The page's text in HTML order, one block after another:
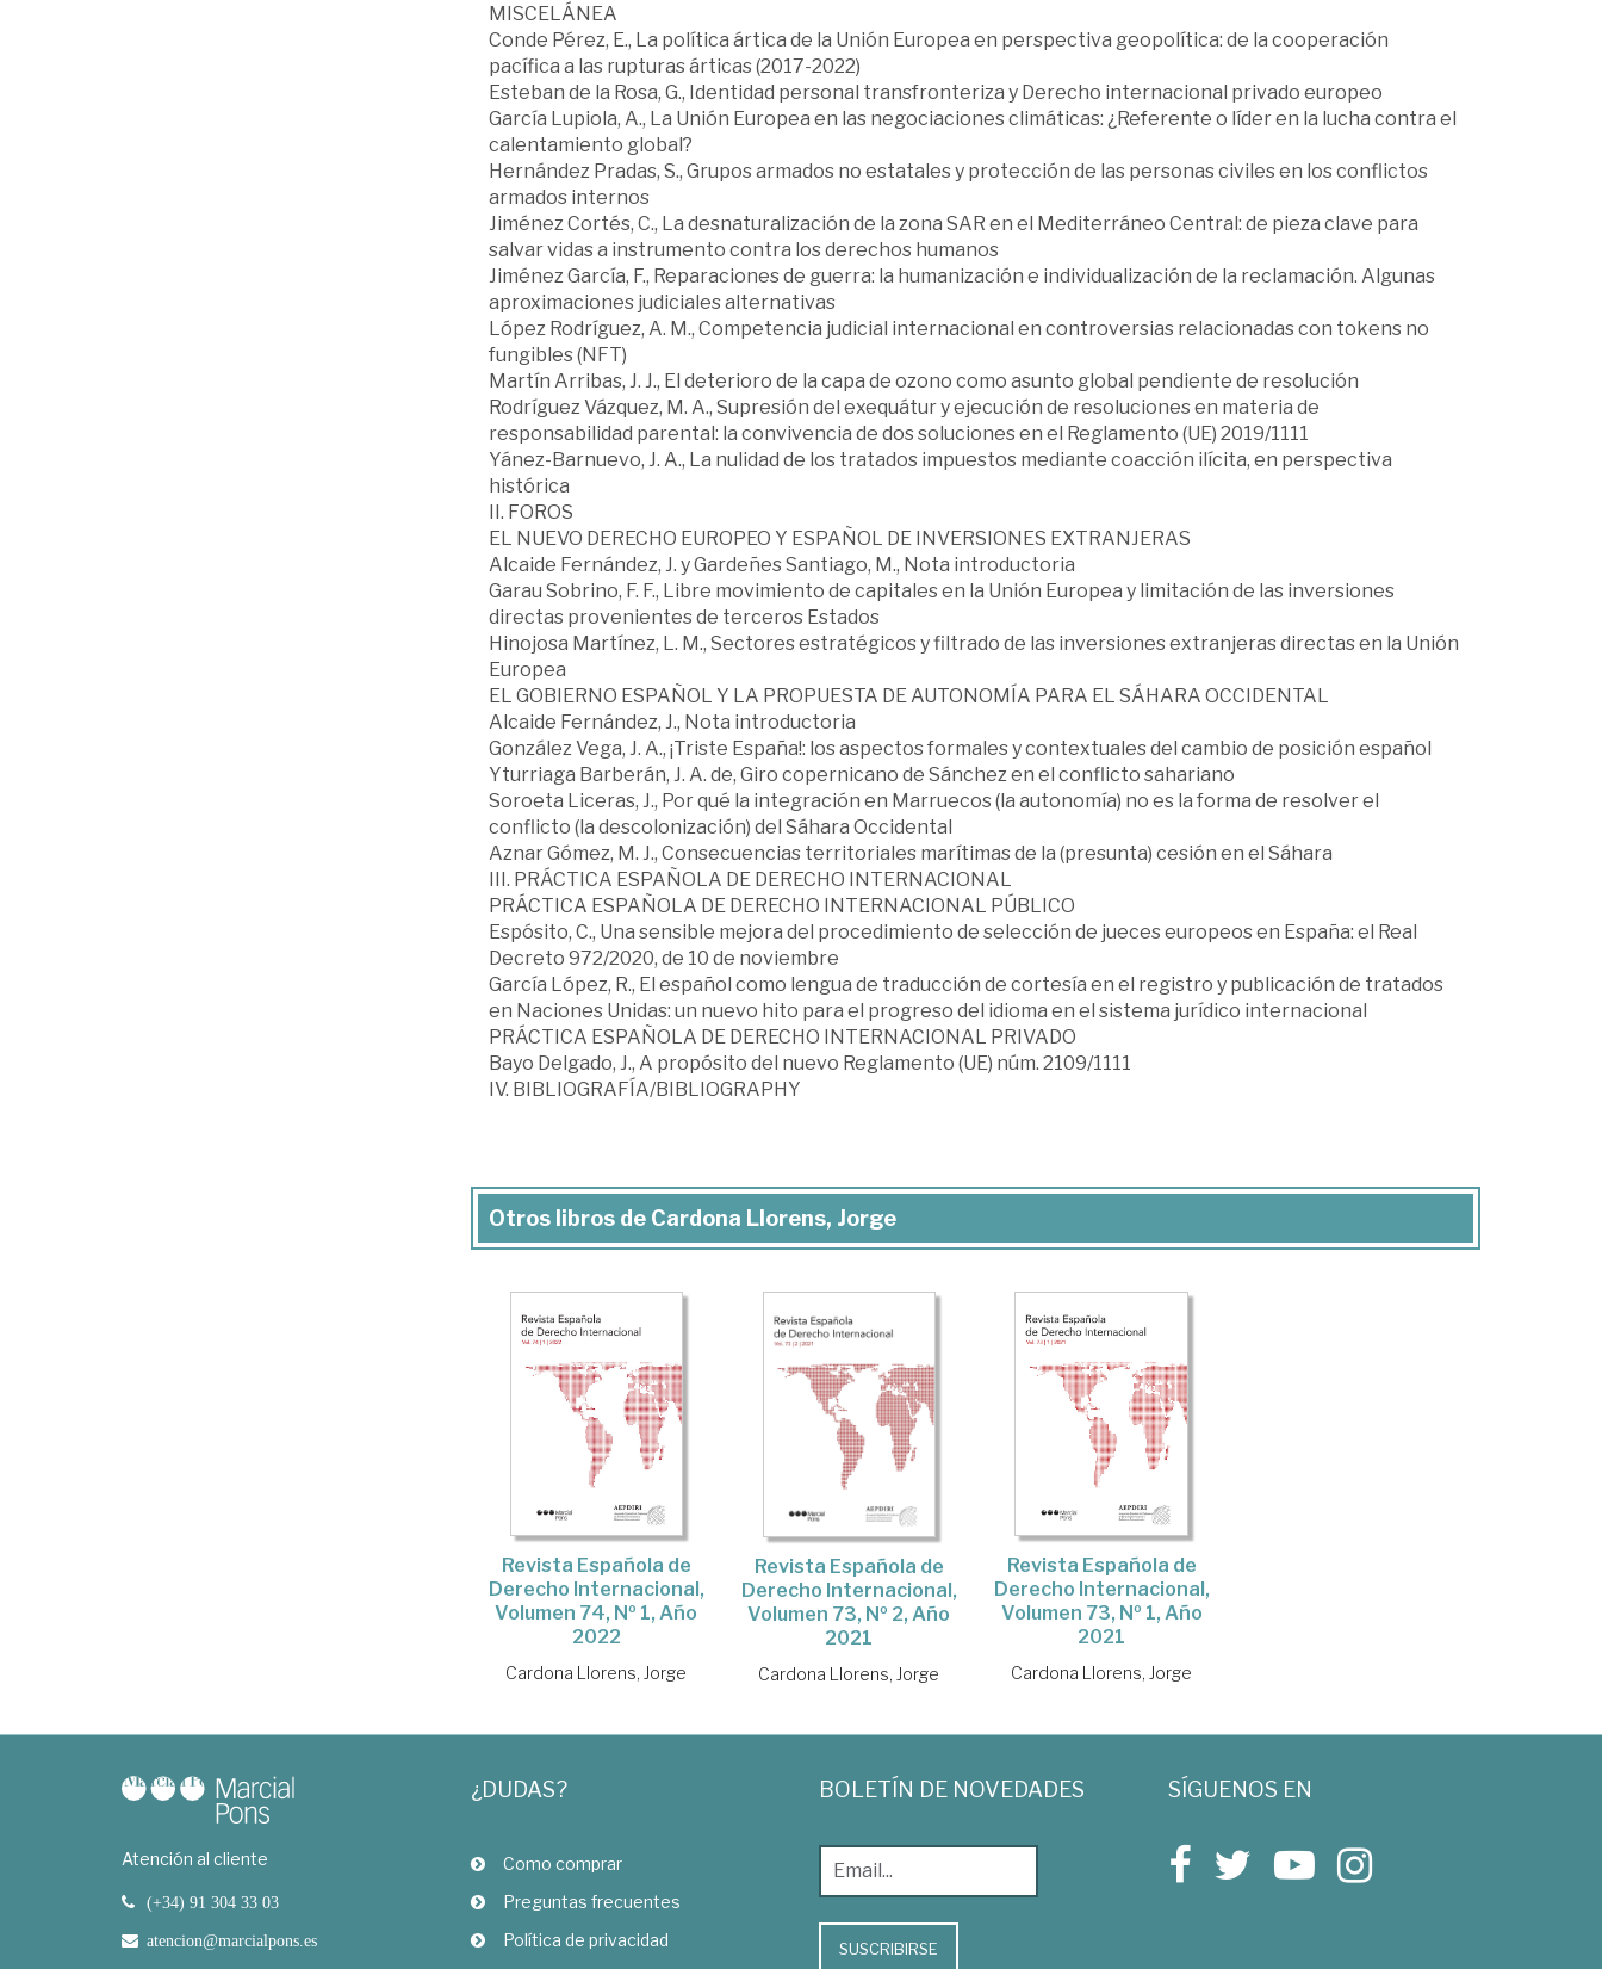
MISCELÁNEA
Conde Pérez, E., La política ártica de la Unión Europea en perspectiva geopolítica: de la cooperación
pacífica a las rupturas árticas (2017-2022)
Esteban de la Rosa, G., Identidad personal transfronteriza y Derecho internacional privado europeo
García Lupiola, A., La Unión Europea en las negociaciones climáticas: ¿Referente o líder en la lucha contra el
calentamiento global?
Hernández Pradas, S., Grupos armados no estatales y protección de las personas civiles en los conflictos
armados internos
Jiménez Cortés, C., La desnaturalización de la zona SAR en el Mediterráneo Central: de pieza clave para
salvar vidas a instrumento contra los derechos humanos
Jiménez García, F., Reparaciones de guerra: la humanización e individualización de la reclamación. Algunas
aproximaciones judiciales alternativas
López Rodríguez, A. M., Competencia judicial internacional en controversias relacionadas con tokens no
fungibles (NFT)
Martín Arribas, J. J., El deterioro de la capa de ozono como asunto global pendiente de resolución
Rodríguez Vázquez, M. A., Supresión del exequátur y ejecución de resoluciones en materia de
responsabilidad parental: la convivencia de dos soluciones en el Reglamento (UE) 2019/1111
Yánez-Barnuevo, J. A., La nulidad de los tratados impuestos mediante coacción ilícita, en perspectiva
histórica
II. FOROS
EL NUEVO DERECHO EUROPEO Y ESPAÑOL DE INVERSIONES EXTRANJERAS
Alcaide Fernández, J. y Gardeñes Santiago, M., Nota introductoria
Garau Sobrino, F. F., Libre movimiento de capitales en la Unión Europea y limitación de las inversiones
directas provenientes de terceros Estados
Hinojosa Martínez, L. M., Sectores estratégicos y filtrado de las inversiones extranjeras directas en la Unión
Europea
EL GOBIERNO ESPAÑOL Y LA PROPUESTA DE AUTONOMÍA PARA EL SÁHARA OCCIDENTAL
Alcaide Fernández, J., Nota introductoria
González Vega, J. A., ¡Triste España!: los aspectos formales y contextuales del cambio de posición español
Yturriaga Barberán, J. A. de, Giro copernicano de Sánchez en el conflicto sahariano
Soroeta Liceras, J., Por qué la integración en Marruecos (la autonomía) no es la forma de resolver el
conflicto (la descolonización) del Sáhara Occidental
Aznar Gómez, M. J., Consecuencias territoriales marítimas de la (presunta) cesión en el Sáhara
III. PRÁCTICA ESPAÑOLA DE DERECHO INTERNACIONAL
PRÁCTICA ESPAÑOLA DE DERECHO INTERNACIONAL PÚBLICO
Espósito, C., Una sensible mejora del procedimiento de selección de jueces europeos en España: el Real
Decreto 972/2020, de 10 de noviembre
García López, R., El español como lengua de traducción de cortesía en el registro y publicación de tratados
en Naciones Unidas: un nuevo hito para el progreso del idioma en el sistema jurídico internacional
PRÁCTICA ESPAÑOLA DE DERECHO INTERNACIONAL PRIVADO
Bayo Delgado, J., A propósito del nuevo Reglamento (UE) núm. 2109/1111
IV. BIBLIOGRAFÍA/BIBLIOGRAPHY
Otros libros de Cardona Llorens, Jorge
Revista Española de
Derecho Internacional,
Volumen 74, Nº 1, Año
2022
Cardona Llorens, Jorge
Revista Española de
Derecho Internacional,
Volumen 73, Nº 2, Año
2021
Cardona Llorens, Jorge
Revista Española de
Derecho Internacional,
Volumen 73, Nº 1, Año
2021
Cardona Llorens, Jorge
Atención al cliente
(+34) 91 304 33 03
atencion@marcialpons.es
¿DUDAS?
Como comprar
Preguntas frecuentes
Política de privacidad
BOLETÍN DE NOVEDADES
SUSCRIBIRSE
SÍGUENOS EN